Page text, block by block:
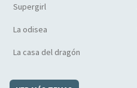
Supergirl
La odisea
La casa del dragón